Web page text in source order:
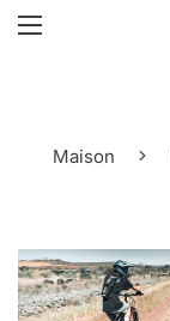
Maison